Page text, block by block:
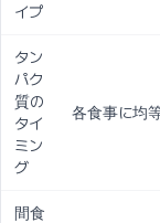
イプ
タン
パク
質の
タイ
ミン
グ
各食事に均
間食